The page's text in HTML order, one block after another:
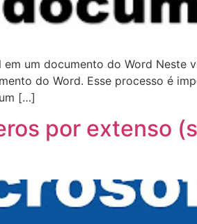
um documento do Word
do Word. Esse processo é
[…]
por extenso